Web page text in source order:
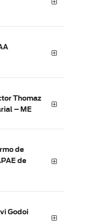
Thomaz
– ME
de
de
Godoi